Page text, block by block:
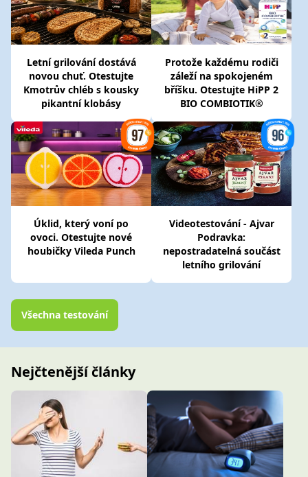
Letní grilování dostává
novou chuť. Otestujte
Kmotrův chléb s kousky
pikantní klobásy
Protože každému rodiči
záleží na spokojeném
bříšku. Otestujte HiPP 2
BIO COMBIOTIK®
Úklid, který voní po
ovoci. Otestujte nové
houbičky Vileda Punch
Videotestování - Ajvar
Podravka:
nepostradatelná součást
letního grilování
Všechna testování
Nejčtenější články